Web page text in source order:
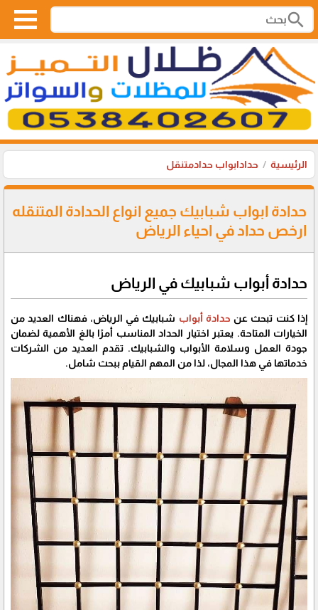
search
الرئيسية حدادابواب حدادمتنقل
حدادة ابواب شبابيك جميع انواع الحدادة المتنقله
ارخص حداد في احياء الرياض
حدادة أبواب شبابيك في الرياض
إذا كنت تبحث عن حدادة أبواب شبابيك في الرياض، فهناك العديد من
الخيارات المتاحة. يعتبر اختيار الحداد المناسب أمرًا بالغ الأهمية لضمان
جودة العمل وسلامة الأبواب والشبابيك. تقدم العديد من الشركات
خدماتها في هذا المجال، لذا من المهم القيام ببحث شامل.